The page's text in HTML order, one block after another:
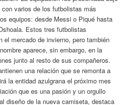
con varios de los futbolistas más
equipos: desde Messi o Piqué hasta
Estos tres futbolistas
el mercado de invierno, pero también
aparece, sin embargo, en la
junto al resto de sus compañeros.
una relación que se remonta a
la entidad azulgrana el próximo mes
que es una pasión y un orgullo
diseño de la nueva camiseta, destaca